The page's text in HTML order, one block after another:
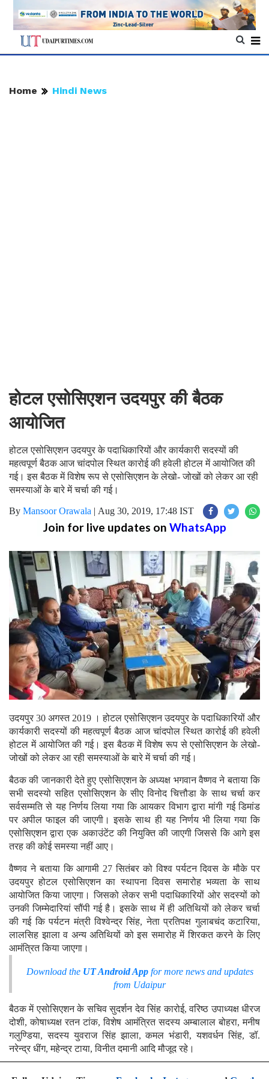
Home Hindi News
होटल एसोसिएशन उदयपुर की बैठक
आयोजित
होटल एसोसिएशन उदयपुर के पदाधिकारियों और कार्यकारी सदस्यों की
महत्वपूर्ण बैठक आज चांदपोल स्थित कारोई की हवेली होटल में आयोजित की
गई। इस बैठक में विशेष रूप से एसोसिएशन के लेखो- जोखों को लेकर आ रही
समस्याओं के बारे में चर्चा की गई।
By Mansoor Orawala | Aug 30, 2019, 17:48 IST
Join for live updates on WhatsApp
उदयपुर 30 अगस्त 2019 । होटल एसोसिएशन उदयपुर के पदाधिकारियों और
कार्यकारी सदस्यों की महत्वपूर्ण बैठक आज चांदपोल स्थित कारोई की हवेली
होटल में आयोजित की गई। इस बैठक में विशेष रूप से एसोसिएशन के लेखो-
जोखों को लेकर आ रही समस्याओं के बारे में चर्चा की गई।
बैठक की जानकारी देते हुए एसोसिएशन के अध्यक्ष भगवान वैष्णव ने बताया कि
सभी सदस्यो सहित एसोसिएशन के सीए विनोद चित्तौडा के साथ चर्चा कर
सर्वसम्मति से यह निर्णय लिया गया कि आयकर विभाग द्वारा मांगी गई डिमांड
पर अपील फाइल की जाएगी। इसके साथ ही यह निर्णय भी लिया गया कि
एसोसिएशन द्वारा एक अकाउंटेंट की नियुक्ति की जाएगी जिससे कि आगे इस
तरह की कोई समस्या नहीं आए।
वैष्णव ने बताया कि आगामी 27 सितंबर को विश्व पर्यटन दिवस के मौके पर
उदयपुर होटल एसोसिएशन का स्थापना दिवस समारोह भव्यता के साथ
आयोजित किया जाएगा। जिसको लेकर सभी पदाधिकारियों ओर सदस्यों को
उनकी जिम्मेदारियां सौंपी गई है। इसके साथ में ही अतिथियों को लेकर चर्चा
की गई कि पर्यटन मंत्री विश्वेन्द्र सिंह, नेता प्रतिपक्ष गुलाबचंद कटारिया,
लालसिह झाला व अन्य अतिथियों को इस समारोह में शिरकत करने के लिए
आमंत्रित किया जाएगा।
Download the UT Android Appfor more news and updates
from Udaipur
बैठक में एसोसिएशन के सचिव सुदर्शन देव सिंह कारोई, वरिष्ठ उपाध्यक्ष धीरज
दोशी, कोषाध्यक्ष रतन टांक, विशेष आमंत्रित सदस्य अम्बालाल बोहरा, मनीष
गलुण्डिया, सदस्य युवराज सिंह झाला, कमल भंडारी, यशवर्धन सिंह, डॉ.
नरेन्द्र धींग, महेन्द्र टाया, विनीत दमानी आदि मौजूद रहे।